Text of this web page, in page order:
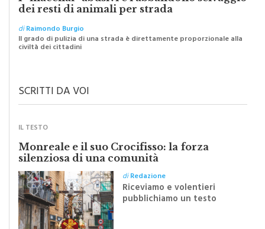
diRaimondo Burgio
Il grado di pulizia di una strada è direttamente proporzionale alla
civiltà dei cittadini
Monreale e il suo Crocifisso: la forza
silenziosa di una comunità
diRedazione
Riceviamo e volentieri
pubblichiamo un testo
inviato dalla scrittrice
monrealese Mariella